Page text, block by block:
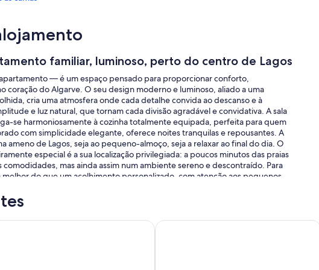
familiar, luminoso, perto do centro de Lagos
— é um espaço pensado para proporcionar conforto,
coração do Algarve. O seu design moderno e luminoso, aliado a uma
cria uma atmosfera onde cada detalhe convida ao descanso e à
e luz natural, que tornam cada divisão agradável e convidativa. A sala
se harmoniosamente à cozinha totalmente equipada, perfeita para quem
com simplicidade elegante, oferece noites tranquilas e repousantes. A
de Lagos, seja ao pequeno-almoço, seja a relaxar ao final do dia. O
especial é a sua localização privilegiada: a poucos minutos das praias
mas ainda assim num ambiente sereno e descontraído. Para
do que um acolhimento personalizado, com atenção aos pequenos
café disponível). O objetivo é que cada visitante sinta que não está apenas a
preparado especialmente para o receber. Assim, o Lumina Muse
localização e hospitalidade, garantindo que cada estadia em Lagos se
Apartamento Duplex na primeira Linha da Marina.
Beach Apartment with Ocean Views